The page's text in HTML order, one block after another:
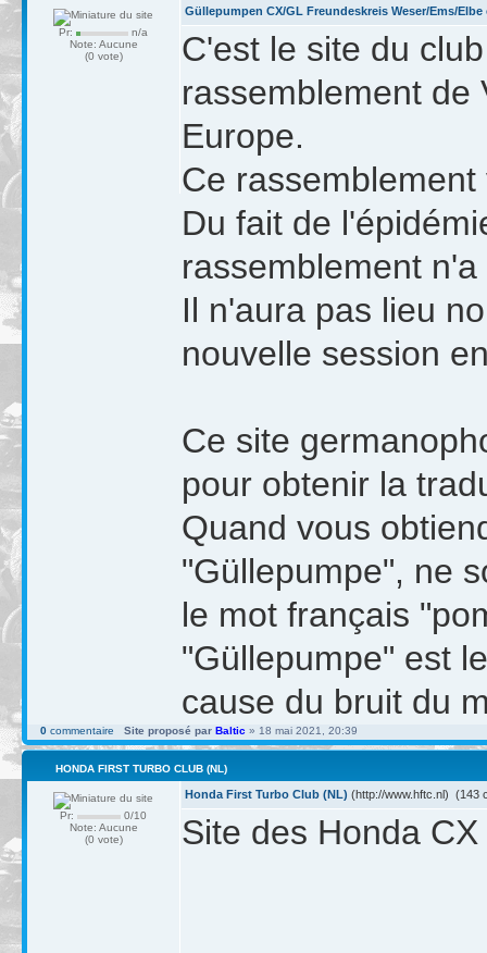
Pr:
n/a
Note: Aucune
(0 vote)
Güllepumpen CX/GL Freundeskreis Weser/Ems/Elbe
C'est le site du
rassemblement de
Europe.
Ce
Du fait de
rassemblement
Il n'aura pas lieu
nouvelle session
Ce site
pour obtenir la
Quand vous
"Güllepumpe", ne
le mot français
"Güllepumpe" est
cause du bruit du
0 commentaire Site proposé par Baltic » 18 mai 2021, 20:39
HONDA FIRST TURBO CLUB (NL)
Pr:
0/10
Note: Aucune
(0 vote)
Honda First Turbo Club (NL) (http://www.hftc.nl) (143
Site des Honda